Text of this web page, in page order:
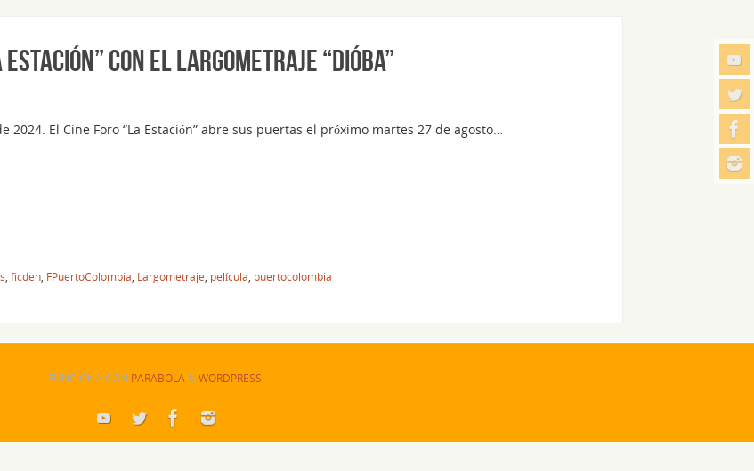
CON EL LARGOMETRAJE “DIÓBA”
2024. El Cine Foro “La Estación” abre sus puertas el próximo martes 27 de agosto…
ficdeh FPuertoColombia Largometraje película puertocolombia
FUNCIONA CON PARABOLA&WORDPRESS.